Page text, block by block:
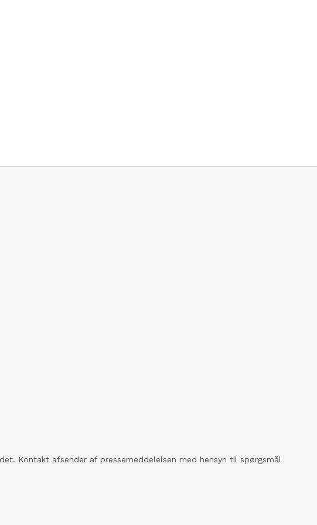
Kontakt afsender af pressemeddelelsen med hensyn til spørgsmål